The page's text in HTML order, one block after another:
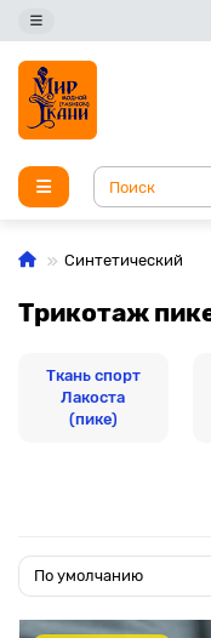
Синтетический
Трикотаж
Ткань спорт
Лакоста
(пике)